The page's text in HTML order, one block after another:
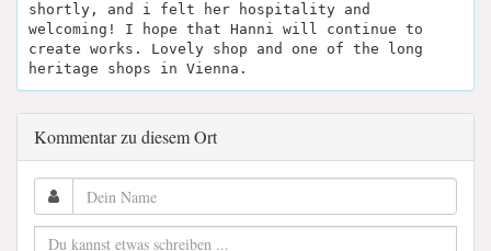
shortly, and i felt her hospitality and
welcoming! I hope that Hanni will continue to
create works. Lovely shop and one of the long
heritage shops in Vienna.
Kommentar zu diesem Ort